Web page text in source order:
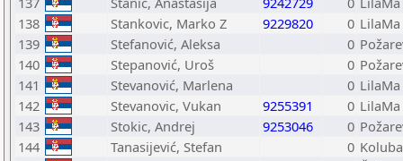
138
Stankovic, Marko Z 9229820 0
139
Stefanović, Aleksa 0
140
Stepanović, Uroš 0
141
Stevanović, Marlena 0
142
Stevanovic, Vukan 9255391 0
143
Stokic, Andrej 9253046 0
144
Tanasijević, Stefan 0